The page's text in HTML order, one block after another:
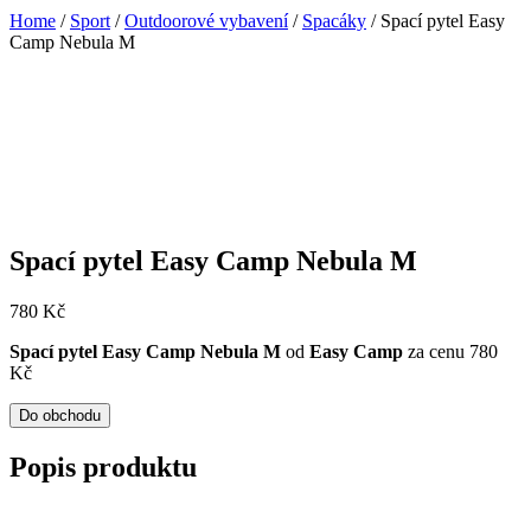
Home / Sport /Outdoorové vybavení/ Spacáky / Spací pytel Easy
Camp Nebula M
Spací pytel Easy Camp Nebula M
780 Kč
Spací pytel Easy Camp Nebula M od Easy Camp za cenu 780
Kč
Do obchodu
Popis produktu